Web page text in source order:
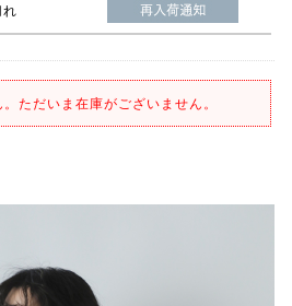
ただいま在庫がございません。